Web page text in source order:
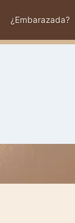
¿Embarazada?